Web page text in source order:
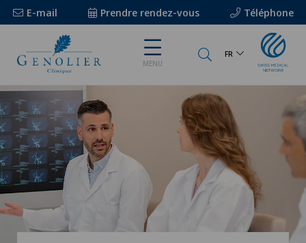
E-mail Prendre rendez-vous Téléphone
MENU
FR